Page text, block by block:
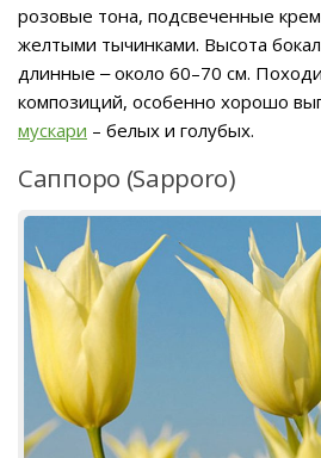
розовые тона, подсвеченные
желтыми тычинками. Высота
длинные ‒ около 60–70 см.
композиций, особенно хорошо
мускари – белых и голубых.
Саппоро (Sapporo)